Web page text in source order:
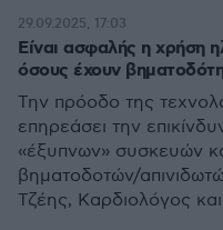
Είναι ασφαλής η χρήση
όσους έχουν
Την πρόοδο της
επηρεάσει την
«έξυπνων» συσκευών
βηματοδοτών/
Τζέης, Καρδιολόγος
29.09.2025, 17:03